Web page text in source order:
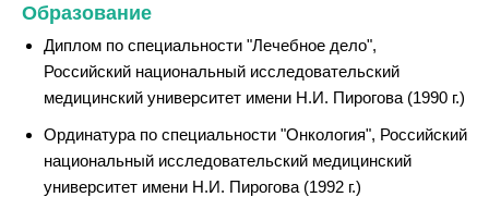
Образование
Диплом по специальности "Лечебное дело",
Российский национальный исследовательский
медицинский университет имени Н.И. Пирогова (1990 г.)
Ординатура по специальности "Онкология", Российский
национальный исследовательский медицинский
университет имени Н.И. Пирогова (1992 г.)